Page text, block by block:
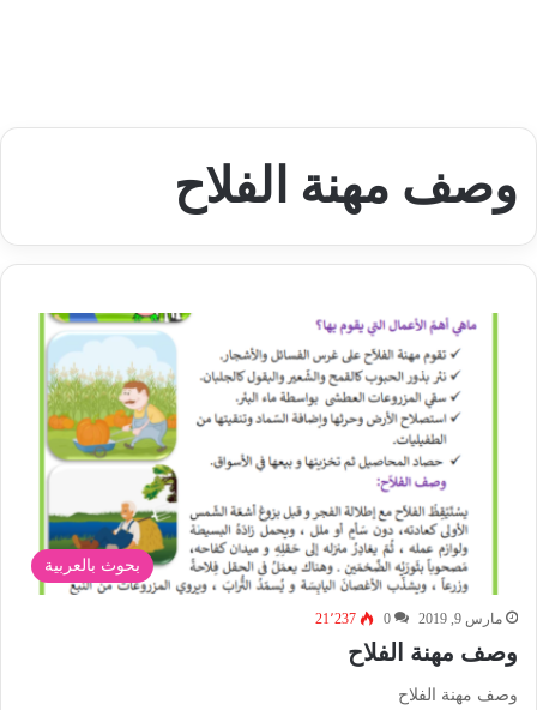
وصف مهنة الفلاح
بحوث بالعربية
مارس 9, 2019 0 21٬237
وصف مهنة الفلاح
وصف مهنة الفلاح